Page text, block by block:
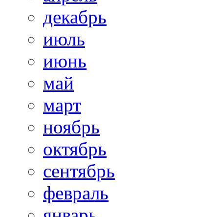
декабрь
июль
июнь
май
март
ноябрь
октябрь
сентябрь
февраль